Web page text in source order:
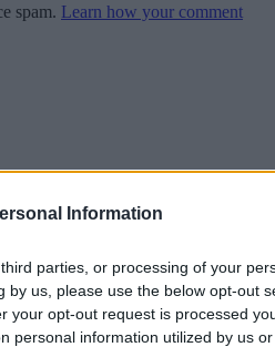
Information
parties, or processing of your
us, please use the below opt-out
your opt-out request is processed
personal information utilized by us
spam. Learn how your comment